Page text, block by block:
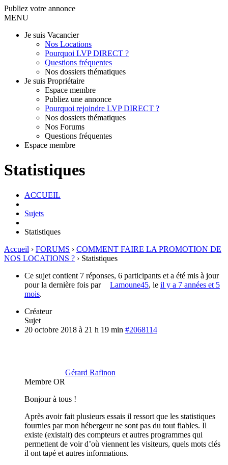
Publiez votre annonce
MENU
Je suis Vacancier
Nos Locations
Pourquoi LVP DIRECT ?
Questions fréquentes
Nos dossiers thématiques
Je suis Propriétaire
Espace membre
Publiez une annonce
Pourquoi rejoindre LVP DIRECT ?
Nos dossiers thématiques
Nos Forums
Questions fréquentes
Espace membre
Statistiques
ACCUEIL
Sujets
Statistiques
Accueil › FORUMS › COMMENT FAIRE LA PROMOTION DE
NOS LOCATIONS ? › Statistiques
Ce sujet contient 7 réponses, 6 participants et a été mis à jour
pour la dernière fois par
Lamoune45, le il y a 7 années et 5
mois.
Créateur
Sujet
20 octobre 2018 à 21 h 19 min #2068114
Gérard Rafinon
Membre OR
Bonjour à tous !
Après avoir fait plusieurs essais il ressort que les statistiques
fournies par mon hébergeur ne sont pas du tout fiables. Il
existe (existait) des compteurs et autres programmes qui
permettent de voir d’où viennent les visiteurs, quels mots clés
il ont tapé et autres informations.